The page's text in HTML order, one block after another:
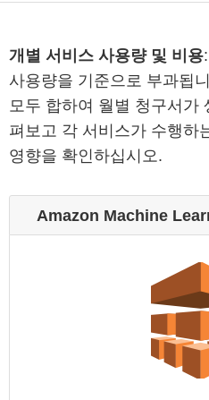
개별 서비스 사용량 및 비용
사용량을 기준으로 부과됩
모두 합하여 월별 청구서가
펴보고 각 서비스가 수행하
영향을 확인하십시오.
Amazon Machine